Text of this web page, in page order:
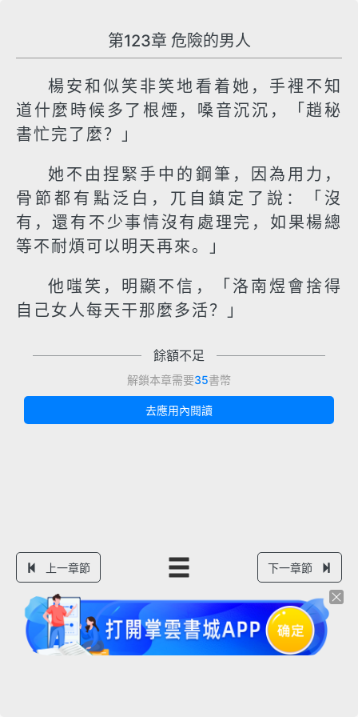
第123章 危險的男人
楊安和似笑非笑地看着她，手裡不知
道什麼時候多了根煙，嗓音沉沉，「趙秘
書忙完了麼？」
她不由捏緊手中的鋼筆，因為用力，
骨節都有點泛白，兀自鎮定了說：「沒
有，還有不少事情沒有處理完，如果楊總
等不耐煩可以明天再來。」
他嗤笑，明顯不信，「洛南煜會捨得
自己女人每天干那麼多活？」
餘額不足
解鎖本章需要35書幣
去應用內閱讀
上一章節 下一章節